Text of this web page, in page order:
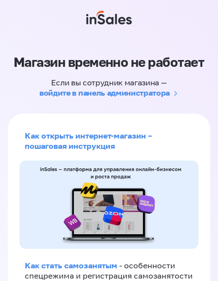
Магазин временно не работает
Если вы сотрудник магазина —
войдите в панель администратора
Как открыть интернет-магазин –
пошаговая инструкция
Как стать самозанятым - особенности
спецрежима и регистрация самозанятости